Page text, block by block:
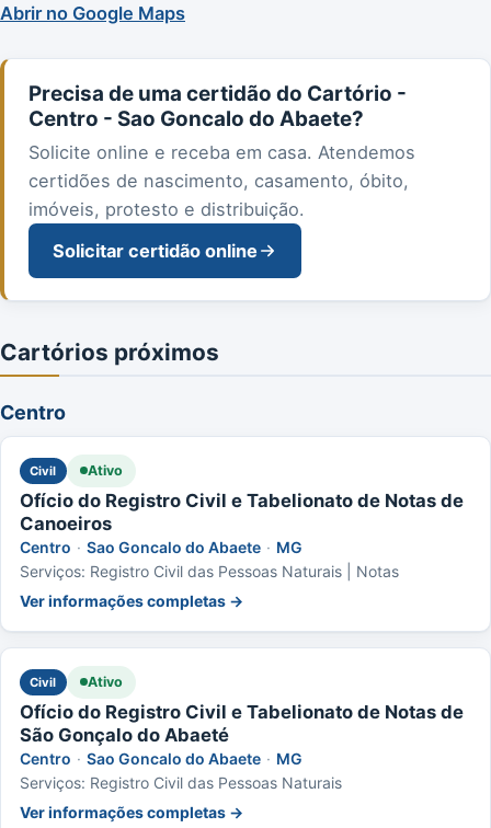
Abrir no Google Maps
Precisa de uma certidão do Cartório -
Centro - Sao Goncalo do Abaete?
Solicite online e receba em casa. Atendemos
certidões de nascimento, casamento, óbito,
imóveis, protesto e distribuição.
Solicitar certidão online
Cartórios próximos
Centro
Civil Ativo
Ofício do Registro Civil e Tabelionato de Notas de
Canoeiros
Centro · Sao Goncalo do Abaete · MG
Serviços: Registro Civil das Pessoas Naturais | Notas
Ver informações completas →
Civil Ativo
Ofício do Registro Civil e Tabelionato de Notas de
São Gonçalo do Abaeté
Centro · Sao Goncalo do Abaete · MG
Serviços: Registro Civil das Pessoas Naturais
Ver informações completas →